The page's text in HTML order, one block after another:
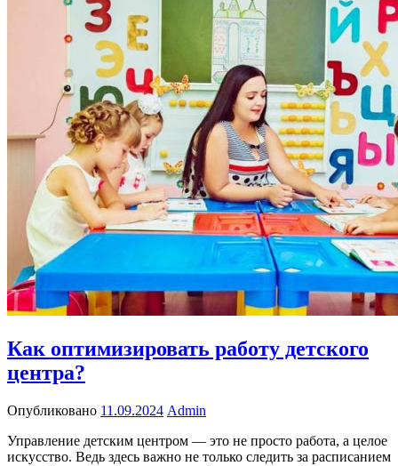
Как оптимизировать работу детского
центра?
Опубликовано 11.09.2024 Admin
Управление детским центром — это не просто работа, а целое
искусство. Ведь здесь важно не только следить за расписанием